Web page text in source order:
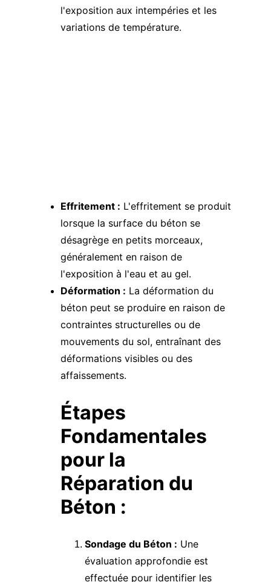
l'exposition aux intempéries et les
variations de température.
Effritement : L'effritement se produit
lorsque la surface du béton se
désagrège en petits morceaux,
généralement en raison de
l'exposition à l'eau et au gel.
Déformation : La déformation du
béton peut se produire en raison de
contraintes structurelles ou de
mouvements du sol, entraînant des
déformations visibles ou des
affaissements.
Étapes
Fondamentales
pour la
Réparation du
Béton :
Sondage du Béton : Une
évaluation approfondie est
effectuée pour identifier les